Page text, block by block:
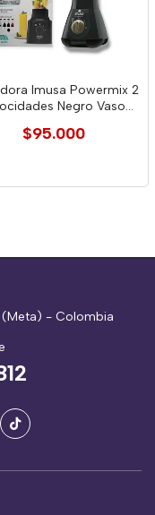
Imusa Powermix 2
Negro Vaso
$95.000
(Meta) - Colombia